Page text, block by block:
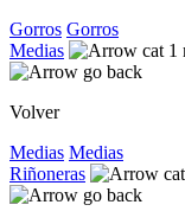
Gorros Gorros
Medias
Volver
Medias Medias
Riñoneras